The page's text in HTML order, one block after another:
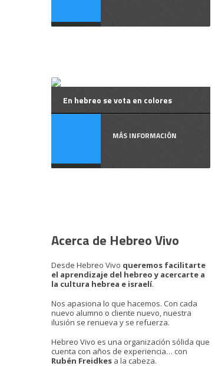
En hebreo se vota en colores
MÁS INFORMACIÓN
Acerca de Hebreo Vivo
Desde Hebreo Vivo queremos facilitarte
el aprendizaje del hebreo y acercarte a
la cultura hebrea e israelí.
Nos apasiona lo que hacemos. Con cada
nuevo alumno o cliente nuevo, nuestra
ilusión se renueva y se refuerza.
Hebreo Vivo es una organización sólida que
cuenta con años de experiencia… con
Rubén Freidkes a la cabeza.